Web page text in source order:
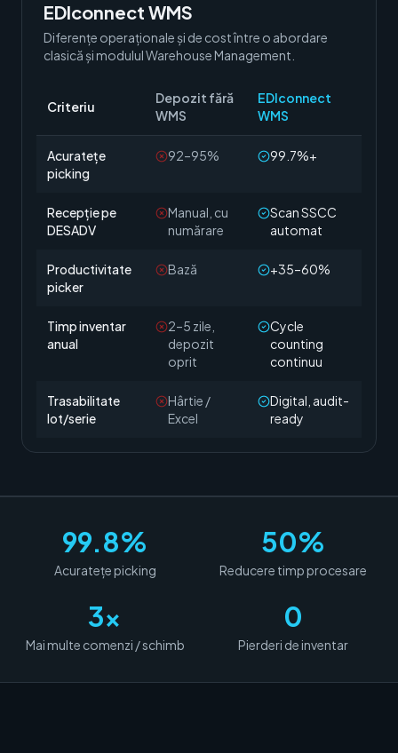
EDIconnect WMS
Diferențe operaționale și de cost între o abordare
clasică și modululWarehouse Management
Criteriu
Depozit fără
WMS
EDIconnect
WMS
Acuratețe
picking
92–95% 99.7%+
Recepție pe
DESADV
Manual, cu
numărare
Scan SSCC
automat
Productivitate
picker
Bază +35–60%
Timp inventar
anual
2–5 zile,
depozit
oprit
Cycle
counting
continuu
Trasabilitate
lot/serie
Hârtie /
Excel
Digital, audit-
ready
99.8%
Acuratețe picking
50%
Reducere timp procesare
3x
Mai multe comenzi / schimb
0
Pierderi de inventar